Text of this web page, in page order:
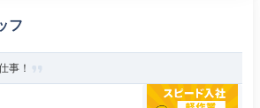
フ
事！